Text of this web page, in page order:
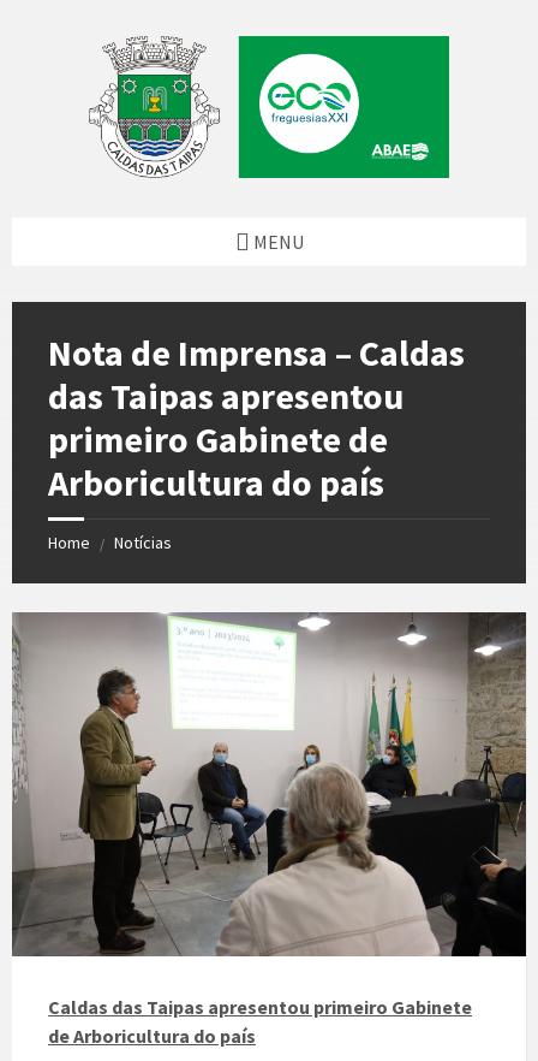
MENU
Nota de Imprensa – Caldas
das Taipas apresentou
primeiro Gabinete de
Arboricultura do país
Home / Notícias
Caldas das Taipas apresentou primeiro Gabinete
de Arboricultura do país